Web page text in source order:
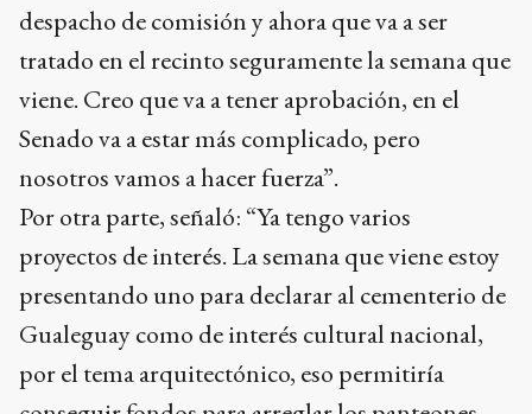
despacho de comisión y ahora que va a ser
tratado en el recinto seguramente la semana que
viene. Creo que va a tener aprobación, en el
Senado va a estar más complicado, pero
nosotros vamos a hacer fuerza”.
Por otra parte, señaló: “Ya tengo varios
proyectos de interés. La semana que viene estoy
presentando uno para declarar al cementerio de
Gualeguay como de interés cultural nacional,
por el tema arquitectónico, eso permitiría